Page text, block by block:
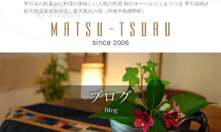
琴引浜の松葉がに料理が美味しい人気の民宿 和のオーベルジュまつつる 琴引浜鳴き
砂天然温泉源泉掛流し露天風呂の宿（丹後半島網野町）
MENU
トップページ
お料理
レストラン
天然温泉/館内
アクセス/観光
ブログ
Reservation